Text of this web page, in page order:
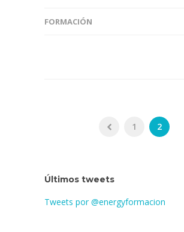
FORMACIÓN
1 2
Últimos tweets
Tweets por @energyformacion